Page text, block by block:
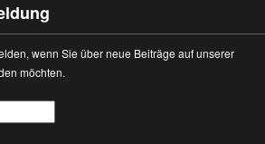
wenn Sie über neue Beiträge auf unserer
möchten.